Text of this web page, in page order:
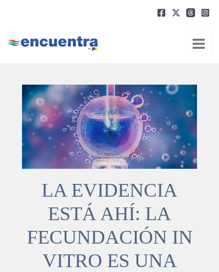
LA EVIDENCIA
ESTÁ AHÍ: LA
FECUNDACIÓN IN
VITRO ES UNA